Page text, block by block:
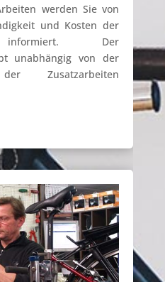
werden Sie von
und Kosten der
informiert. Der
unabhängig von der
Zusatzarbeiten